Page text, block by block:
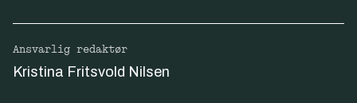
Ansvarlig redaktør
Kristina Fritsvold Nilsen